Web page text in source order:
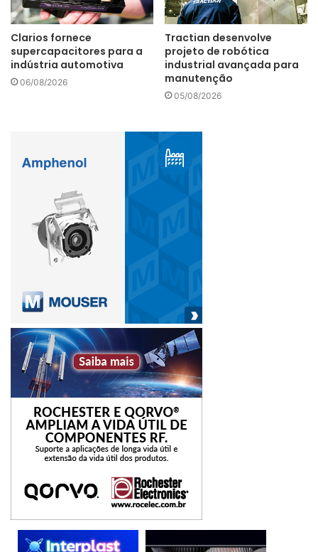
Além disso, o design flexível do QR03 e do Delta³
permitem a integração do resfriamento líquido, criando
soluções híbridas prontas para as demandas de energia de
infraestrutura de nuvem e IA no México, o QR03 está
estrategicamente posicionado para atender à demanda do
mercado dos EUA. A proximidade e a conectividade de
juntamente com as atuais restrições de energia em
determinados mercados dos EUA, posicionam o campus
como um recurso vital para a expansão digital regional.
(foto/divulgação)
300 MW data centers
Odata TI
Clarios fornece
supercapacitores para a
indústria automotiva
06/08/2026
Tractian desenvolve
projeto de robótica
industrial avançada para
manutenção
05/08/2026